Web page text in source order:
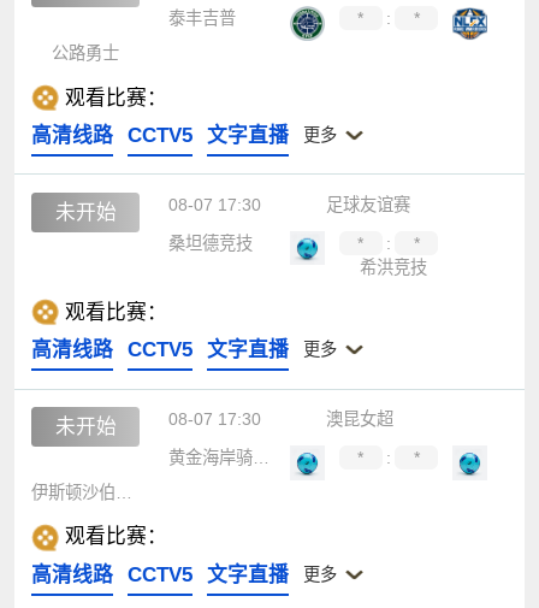
泰丰吉普
* :
*
公路勇士
观看比赛：
高清线路
CCTV5 文字直播 更多
未开始 08-07 17:30
足球友谊赛
桑坦德竞技
* :
*
希洪竞技
观看比赛：
高清线路
CCTV5 文字直播 更多
未开始 08-07 17:30
澳昆女超
黄金海岸骑士女足
* :
*
观看比赛：
高清线路
CCTV5 文字直播 更多